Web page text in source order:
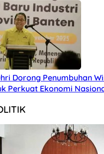
Dorong Penumbuhan
Perkuat Ekonomi